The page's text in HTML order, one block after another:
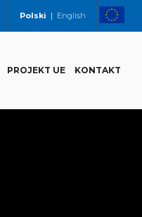
Polski | English
PROJEKT UE KONTAKT